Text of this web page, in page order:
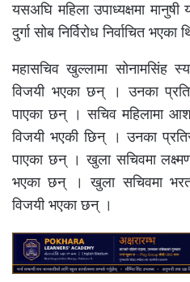
यसअघि महिला उपाध्यक्षमा मानुषी
दुर्गा सोब निर्विरोध निर्वाचित भएका
महासचिव खुल्लामा सोनामसिंह
विजयी भएका छन् । उनका
पाएका छन् । सचिव महिलामा
विजयी भएकी छिन् । उनका
पाएका छन् । खुला सचिवमा
भएका छन् । खुला सचिवमा
विजयी भएका छन् ।